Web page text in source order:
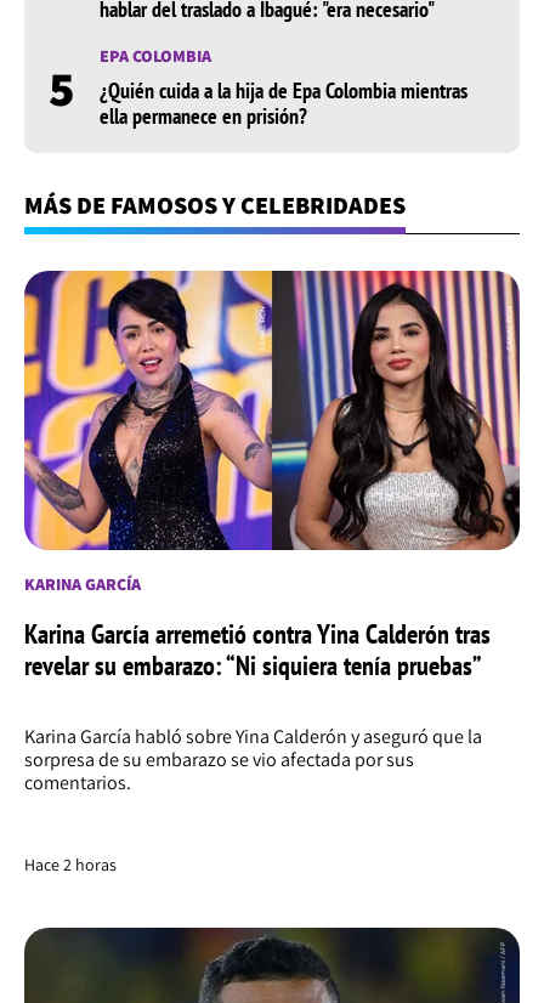
hablar del traslado a Ibagué: "era necesario"
5 EPA COLOMBIA
¿Quién cuida a la hija de Epa Colombia mientras
ella permanece en prisión?
MÁS DE FAMOSOS Y CELEBRIDADES
KARINA GARCÍA
Karina García arremetió contra Yina Calderón tras
revelar su embarazo: “Ni siquiera tenía pruebas”
Karina García habló sobre Yina Calderón y aseguró que la
sorpresa de su embarazo se vio afectada por sus
comentarios.
Hace 2 horas